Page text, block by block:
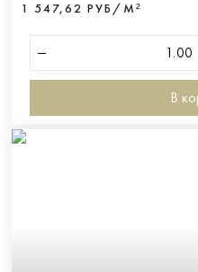
1 547,62 РУБ/М²
В